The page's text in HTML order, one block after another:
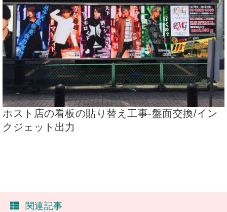
ホスト店の看板の貼り替え工事-盤面交換/イン
クジェット出力
関連記事